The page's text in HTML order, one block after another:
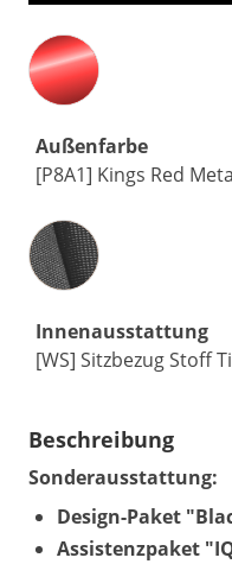
Außenfarbe
[P8A1] Kings Red
Innenausstattung
Innenausstattung
[WS] Sitzbezug Stoff
Beschreibung
Sonderausstattung:
Design-Paket
Assistenzpaket